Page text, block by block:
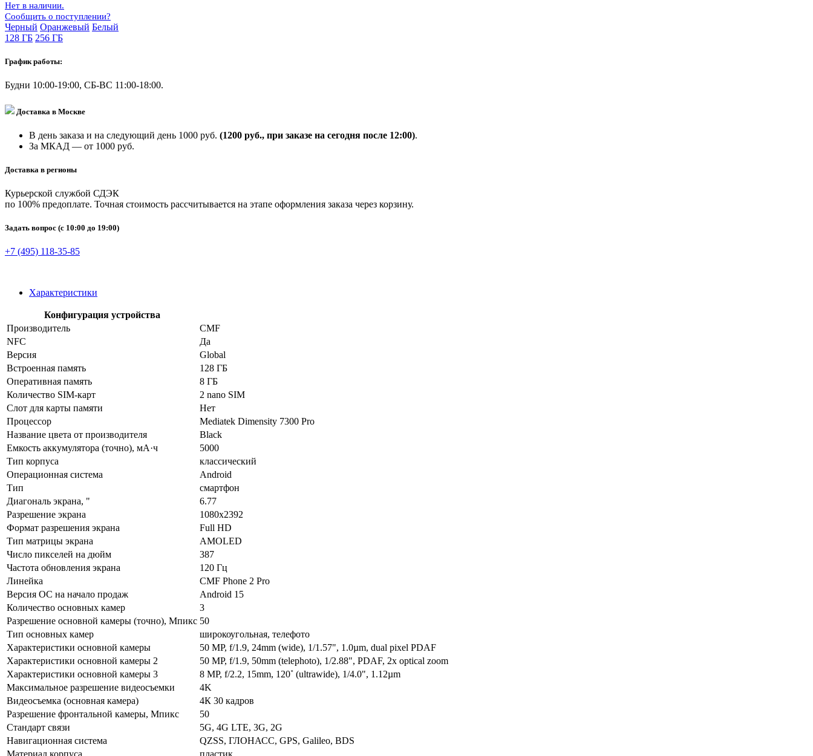
Нет в наличии.
Сообщить о поступлении?
Черный Оранжевый Белый
128 ГБ 256 ГБ
График работы:
Будни 10:00-19:00, СБ-ВС 11:00-18:00.
Доставка в Москве
В день заказа и на следующий день 1000 руб. (1200 руб., при заказе на сегодня после 12:00).
За МКАД — от 1000 руб.
Доставка в регионы
Курьерской службой СДЭК
по 100% предоплате. Точная стоимость рассчитывается на этапе оформления заказа через корзину.
Задать вопрос (с 10:00 до 19:00)
+7 (495) 118-35-85
Характеристики
Конфигурация устройства
Производитель
CMF
NFC
Да
Версия
Global
Встроенная память
128 ГБ
Оперативная память
8 ГБ
Количество SIM-карт
2 nano SIM
Слот для карты памяти
Нет
Процессор
Mediatek Dimensity 7300 Pro
Название цвета от производителя
Black
Емкость аккумулятора (точно), мА·ч
5000
Тип корпуса
классический
Операционная система
Android
Тип
смартфон
Диагональ экрана, "
6.77
Разрешение экрана
1080x2392
Формат разрешения экрана
Full HD
Тип матрицы экрана
AMOLED
Число пикселей на дюйм
387
Частота обновления экрана
120 Гц
Линейка
CMF Phone 2 Pro
Версия ОС на начало продаж
Android 15
Количество основных камер
3
Разрешение основной камеры (точно), Мпикс 50
Тип основных камер
широкоугольная, телефото
Характеристики основной камеры
50 MP, f/1.9, 24mm (wide), 1/1.57", 1.0µm, dual pixel PDAF
Характеристики основной камеры 2
50 MP, f/1.9, 50mm (telephoto), 1/2.88", PDAF, 2x optical zoom
Характеристики основной камеры 3
8 MP, f/2.2, 15mm, 120˚ (ultrawide), 1/4.0", 1.12µm
Максимальное разрешение видеосъемки
4K
Видеосъемка (основная камера)
4К 30 кадров
Разрешение фронтальной камеры, Мпикс
50
Стандарт связи
5G, 4G LTE, 3G, 2G
Навигационная система
QZSS, ГЛОНАСС, GPS, Galileo, BDS